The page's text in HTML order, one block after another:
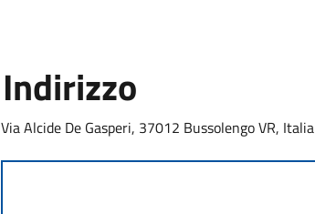
Indirizzo
Via Alcide De Gasperi, 37012 Bussolengo VR, Italia